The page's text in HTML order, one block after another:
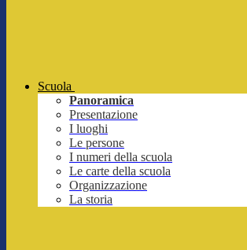
Scuola
Panoramica
Presentazione
I luoghi
Le persone
I numeri della scuola
Le carte della scuola
Organizzazione
La storia